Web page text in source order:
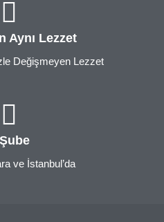
Aynı Lezzet
Değişmeyen Lezzet
ve İstanbul’da